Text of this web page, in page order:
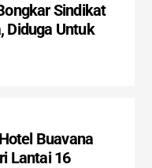
Sindikat
Diduga Untuk
Buavana
Lantai 16